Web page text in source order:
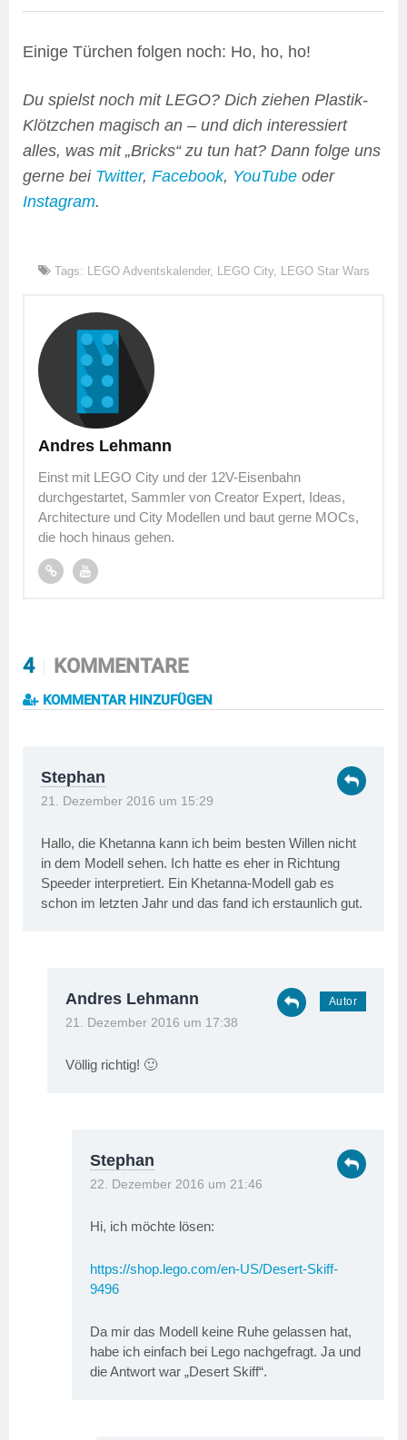
Einige Türchen folgen noch: Ho, ho, ho!
Du spielst noch mit LEGO? Dich ziehen Plastik-
Klötzchen magisch an – und dich interessiert
alles, was mit „Bricks“ zu tun hat? Dann folge uns
gerne bei Twitter, Facebook, YouTube oder
Instagram.
Tags: LEGO Adventskalender, LEGO City, LEGO Star Wars
Andres Lehmann
Einst mit LEGO City und der 12V-Eisenbahn
durchgestartet, Sammler von Creator Expert, Ideas,
Architecture und City Modellen und baut gerne MOCs,
die hoch hinaus gehen.
4 KOMMENTARE
KOMMENTAR HINZUFÜGEN
Stephan
21. Dezember 2016 um 15:29
Hallo, die Khetanna kann ich beim besten Willen nicht
in dem Modell sehen. Ich hatte es eher in Richtung
Speeder interpretiert. Ein Khetanna-Modell gab es
schon im letzten Jahr und das fand ich erstaunlich gut.
Andres Lehmann
21. Dezember 2016 um 17:38
Völlig richtig! 🙂
Stephan
22. Dezember 2016 um 21:46
Hi, ich möchte lösen:
https://shop.lego.com/en-US/Desert-Skiff-
9496
Da mir das Modell keine Ruhe gelassen hat,
habe ich einfach bei Lego nachgefragt. Ja und
die Antwort war „Desert Skiff“.